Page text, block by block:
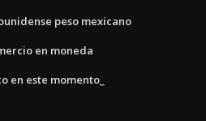
peso mexicano
en moneda
en este momento_